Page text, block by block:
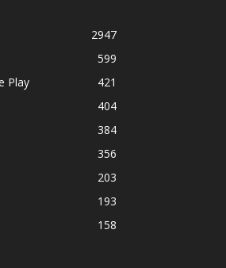
2947
599
Play
421
404
384
356
203
193
158